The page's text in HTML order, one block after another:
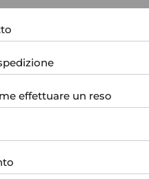
effettuare un reso